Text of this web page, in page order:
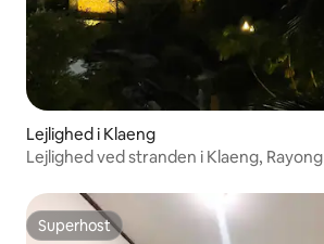
Lejlighed i Klaeng
Lejlighed ved stranden i Klaeng, Rayong
Superhost
Superhost